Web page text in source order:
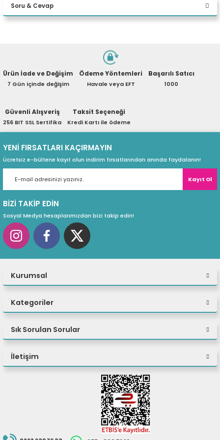
NOT:** Kasa içerisindeki
bileşenler (stok fanlar hariç)
ürüne dahil değildir.
TUF Gaming GT502 PLUS
Yorum Yaz
Soru & Cevap
Soru Sor
Ürün İade ve Değişim
7 Gün içinde değişim
Ödeme Yöntemleri
Havale veya EFT
Başarılı Satıcı
1000
Güvenli Alışveriş
256 BIT SSL Sertifika
Taksit Seçeneği
Kredi Kartı ile ödeme
YENİ FIRSATLARI KAÇIRMAYIN
Ücretsiz e-bültene kayıt olun indirim fırsatlarından anında faydalanın!
Kayıt Ol
BİZİ TAKİP EDİN
Sosyal Medya hesaplarımızdan bizi takip edin!
Kurumsal
Kategoriler
Sık Sorulan Sorular
İletişim